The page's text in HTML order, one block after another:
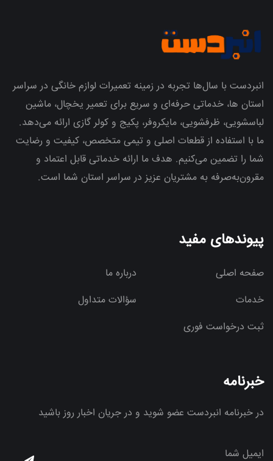
انبردست با سال‌ها تجربه در زمینه تعمیرات لوازم خانگی در سراسر
استان ها، خدماتی حرفه‌ای و سریع برای تعمیر یخچال، ماشین
لباسشویی، ظرفشویی، مایکروفر، پکیج و کولر گازی ارائه می‌دهد.
ما با استفاده از قطعات اصلی و تیمی متخصص، کیفیت و رضایت
شما را تضمین می‌کنیم. هدف ما ارائه خدماتی قابل اعتماد و
مقرون‌به‌صرفه به مشتریان عزیز در سراسر استان شما است.
پیوندهای مفید
صفحه اصلی
درباره ما
خدمات
سؤالات متداول
ثبت درخواست فوری
خبرنامه
در خبرنامه انبردست عضو شوید و در جریان اخبار روز باشید